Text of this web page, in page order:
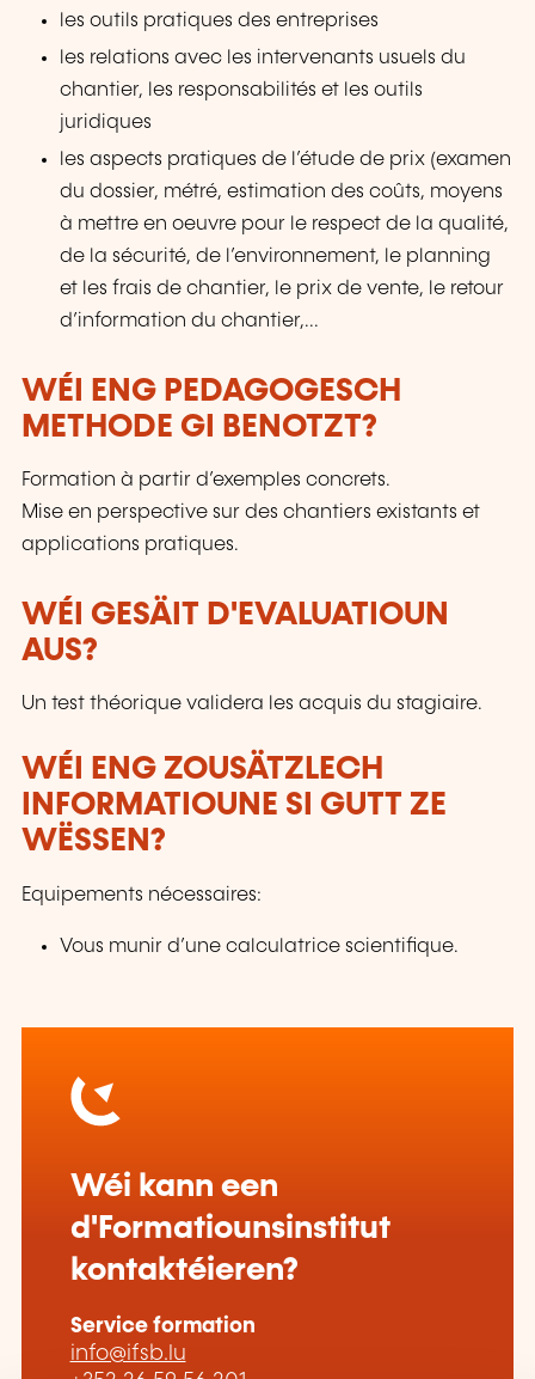
les outils pratiques des entreprises
les relations avec les intervenants usuels du
chantier, les responsabilités et les outils
juridiques
les aspects pratiques de l’étude de prix (examen
du dossier, métré, estimation des coûts, moyens
à mettre en oeuvre pour le respect de la qualité,
de la sécurité, de l’environnement, le planning
et les frais de chantier, le prix de vente, le retour
d’information du chantier,...
WÉI ENG PEDAGOGESCH
METHODE GI BENOTZT?
Formation à partir d’exemples concrets.
Mise en perspective sur des chantiers existants et
applications pratiques.
WÉI GESÄIT D'EVALUATIOUN
AUS?
Un test théorique validera les acquis du stagiaire.
WÉI ENG ZOUSÄTZLECH
INFORMATIOUNE SI GUTT ZE
WËSSEN?
Equipements nécessaires:
Vous munir d’une calculatrice scientifique.
Wéi kann een
d'Formatiounsinstitut
kontaktéieren?
Service formation
info@ifsb.lu